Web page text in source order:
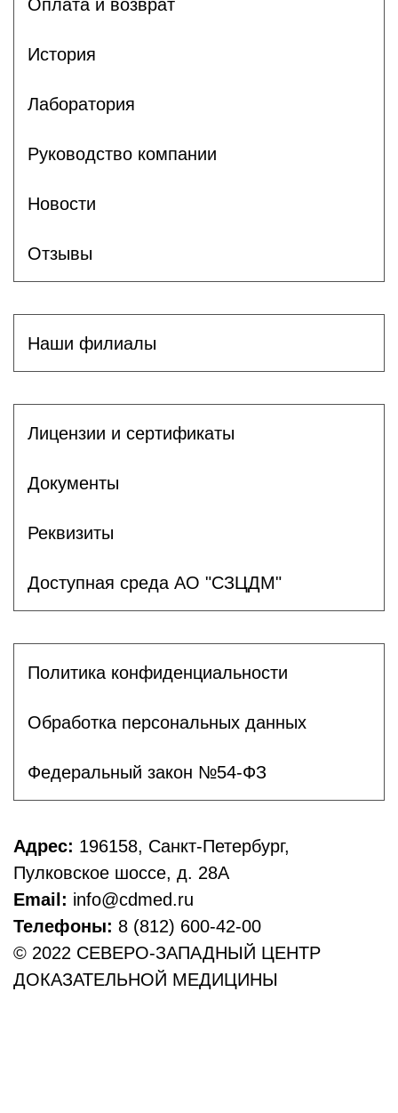
Оплата и возврат
История
Лаборатория
Руководство компании
Новости
Отзывы
Наши филиалы
Лицензии и сертификаты
Документы
Реквизиты
Доступная среда АО "СЗЦДМ"
Политика конфиденциальности
Обработка персональных данных
Федеральный закон №54-ФЗ
Адрес: 196158, Санкт-Петербург,
Пулковское шоссе, д. 28А
Email: info@cdmed.ru
Телефоны: 8 (812) 600-42-00
© 2022 СЕВЕРО-ЗАПАДНЫЙ ЦЕНТР
ДОКАЗАТЕЛЬНОЙ МЕДИЦИНЫ